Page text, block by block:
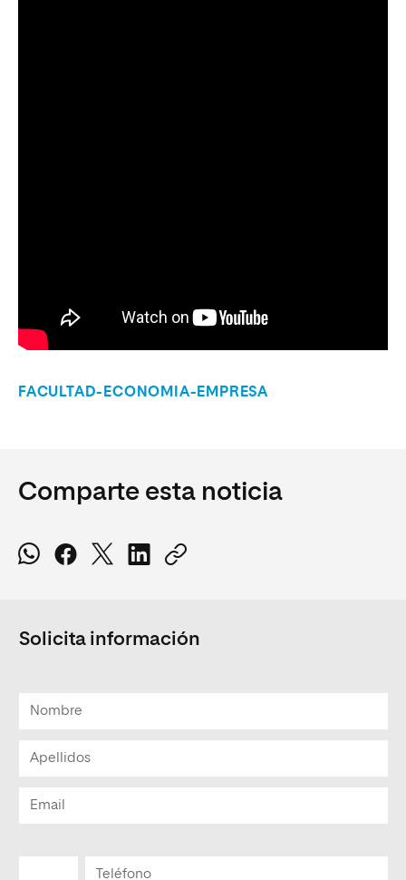
FACULTAD-ECONOMIA-EMPRESA
Comparte esta noticia
Solicita información